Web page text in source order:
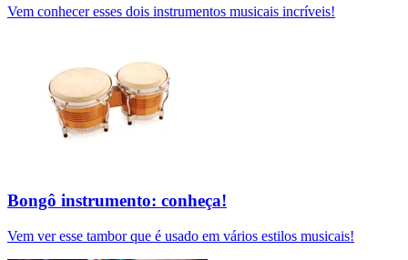
Vem conhecer esses dois instrumentos musicais incríveis!
Bongô instrumento: conheça!
Vem ver esse tambor que é usado em vários estilos musicais!